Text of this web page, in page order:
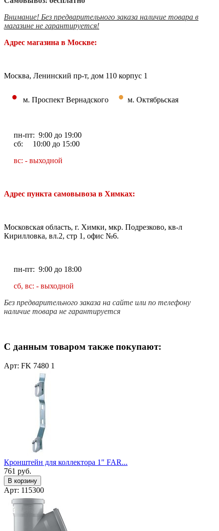
Внимание! Без предварительного заказа наличие товара в
магазине не гарантируется!
Адрес магазина в Москве:
Москва, Ленинский пр-т, дом 110 корпус 1
• м. Проспект Вернадского • м. Октябрьская
пн-пт: 9:00 до 19:00
сб: 10:00 до 15:00
вс: - выходной
Адрес пункта самовывоза в Химках:
Московская область, г. Химки, мкр. Подрезково, кв-л
Кирилловка, вл.2, стр 1, офис №6.
пн-пт: 9:00 до 18:00
сб, вс: - выходной
Без предварительного заказа на сайте или по телефону
наличие товара не гарантируется
С данным товаром также покупают:
Арт: FK 7480 1
Кронштейн для коллектора 1" FAR...
761 руб.
В корзину
Арт: 115300